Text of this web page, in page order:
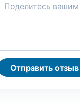
Отправить отзыв